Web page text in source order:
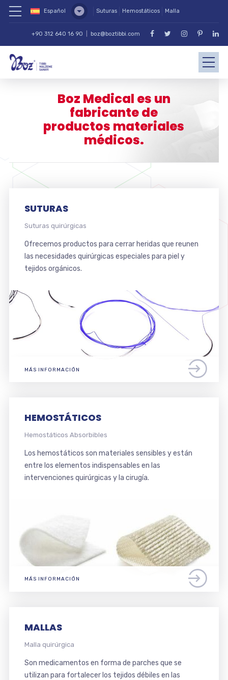
Español Suturas Hemostáticos Malla
+90 312 640 16 90 boz@boztibbi.com
Boz Medical es un
fabricante de
productos materiales
médicos.
SUTURAS
Suturas quirúrgicas
Ofrecemos productos para cerrar heridas que reunen
las necesidades quirúrgicas especiales para piel y
tejidos orgánicos.
MÁS INFORMACIÓN
HEMOSTÁTICOS
Hemostáticos Absorbibles
Los hemostáticos son materiales sensibles y están
entre los elementos indispensables en las
intervenciones quirúrgicas y la cirugía.
MÁS INFORMACIÓN
MALLAS
Malla quirúrgica
Son medicamentos en forma de parches que se
utilizan para fortalecer los tejidos débiles en las